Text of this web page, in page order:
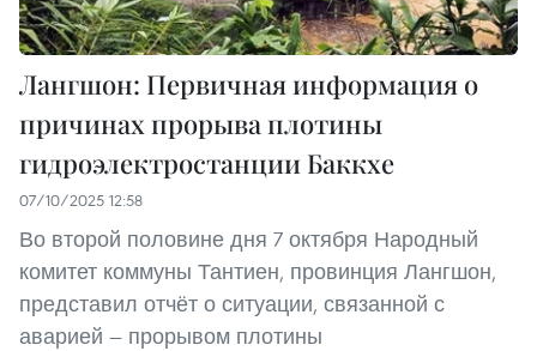
Лангшон: Первичная информация о
причинах прорыва плотины
гидроэлектростанции Баккхе
07/10/2025 12:58
Во второй половине дня 7 октября Народный
комитет коммуны Тантиен, провинция Лангшон,
представил отчёт о ситуации, связанной с
аварией — прорывом плотины